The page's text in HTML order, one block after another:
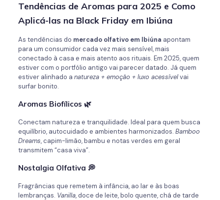
Tendências de Aromas para 2025 e Como
Aplicá-las na Black Friday em Ibiúna
As tendências do mercado olfativo em Ibiúna apontam
para um consumidor cada vez mais sensível, mais
conectado à casa e mais atento aos rituais. Em 2025, quem
estiver com o portfólio antigo vai parecer datado. Já quem
estiver alinhado a natureza + emoção + luxo acessívelvai
surfar bonito.
Aromas Biofílicos 🌿
Conectam natureza e tranquilidade. Ideal para quem busca
equilíbrio, autocuidado e ambientes harmonizados. Bamboo
Dreams, capim-limão, bambu e notas verdes em geral
transmitem “casa viva”.
Nostalgia Olfativa 💭
Fragrâncias que remetem à infância, ao lar e às boas
lembranças. Vanilla, doce de leite, bolo quente, chá de tarde